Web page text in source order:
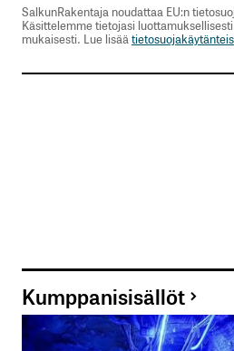
SalkunRakentaja noudattaa EU:n
Käsittelemme tietojasi
mukaisesti. Lue lisää
Kumppanisisällöt